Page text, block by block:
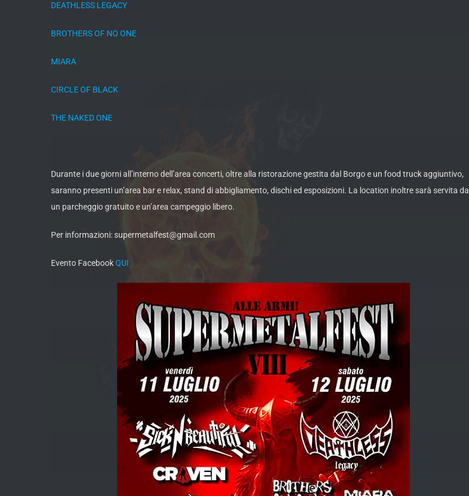
DEATHLESS LEGACY
BROTHERS OF NO ONE
MIARA
CIRCLE OF BLACK
THE NAKED ONE
Durante i due giorni all’interno dell’area concerti, oltre alla ristorazione gestita dal Borgo e un food truck aggiuntivo,
saranno presenti un’area bar e relax, stand di abbigliamento, dischi ed esposizioni. La location inoltre sarà servita da
un parcheggio gratuito e un’area campeggio libero.
Per informazioni: supermetalfest@gmail.com
Evento FacebookQUI